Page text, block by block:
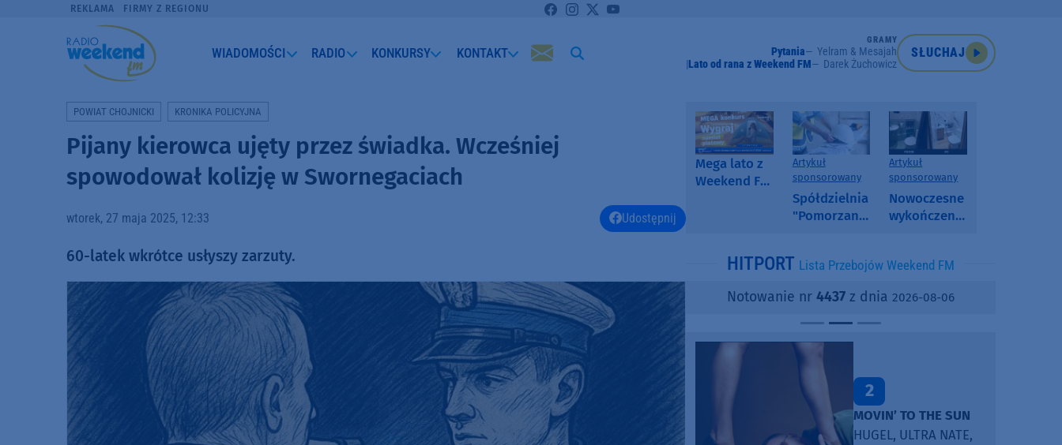
REKLAMA FIRMY Z REGIONU
WIADOMOŚCI RADIO KONKURSY KONTAKT
GRAMY
Pytania
Yelram & Mesajah
Lato od rana z Weekend FM
Darek Żuchowicz
SŁUCHAJ
POWIAT CHOJNICKI KRONIKA POLICYJNA
Pijany kierowca ujęty przez świadka. Wcześniej
spowodował kolizję w Swornegaciach
wtorek, 27 maja 2025, 12:33 Udostępnij
60-latek wkrótce usłyszy zarzuty.
Mega lato z
Weekend FM
Artykuł
sponsorowany
Spółdzielnia
"Pomorzanka"
informuje o
i ofertach
najmu
Artykuł
sponsorowany
Nowoczesne
wykończenia
SPC, WPC i
kamienny
HITPORT Lista Przebojów Weekend FM
Notowanie nr 4437 z dnia 2026-08-06
2
MOVIN’ TO THE SUN
HUGEL, ULTRA NATE,